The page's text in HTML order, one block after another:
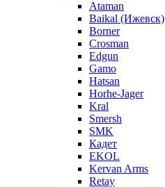
Ataman
Baikal (Ижевск)
Borner
Crosman
Edgun
Gamo
Hatsan
Horhe-Jager
Kral
Smersh
SMK
Кадет
EKOL
Kervan Arms
Retay